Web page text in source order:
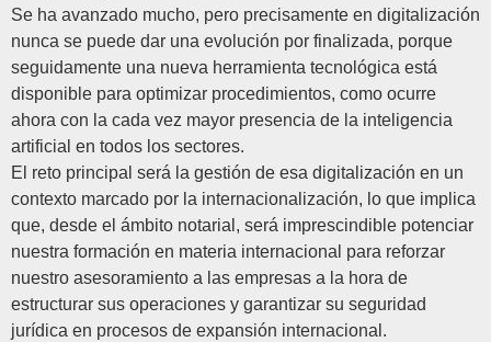
Se ha avanzado mucho, pero precisamente en digitalización
nunca se puede dar una evolución por finalizada, porque
seguidamente una nueva herramienta tecnológica está
disponible para optimizar procedimientos, como ocurre
ahora con la cada vez mayor presencia de la inteligencia
artificial en todos los sectores.
El reto principal será la gestión de esa digitalización en un
contexto marcado por la internacionalización, lo que implica
que, desde el ámbito notarial, será imprescindible potenciar
nuestra formación en materia internacional para reforzar
nuestro asesoramiento a las empresas a la hora de
estructurar sus operaciones y garantizar su seguridad
jurídica en procesos de expansión internacional.